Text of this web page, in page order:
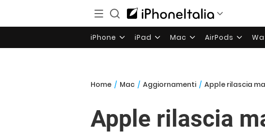
iPhone iPad Mac AirPods
Home / Mac / Aggiornamenti / Apple rilascia
Apple rilascia